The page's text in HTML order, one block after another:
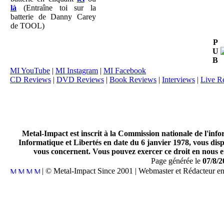
là (Entraîne toi sur la
batterie de Danny Carey
de TOOL)
P
U
B
MI YouTube | MI Instagram | MI Facebook
CD Reviews | DVD Reviews | Book Reviews | Interviews | Live
Metal-Impact est inscrit à la Commission nationale de
Informatique et Libertés en date du 6 janvier 1978, vous
vous concernent. Vous pouvez exercer ce droit en
Page générée le 07/8/
| © Metal-Impact Since 2001 | Webmaster et Rédacteur